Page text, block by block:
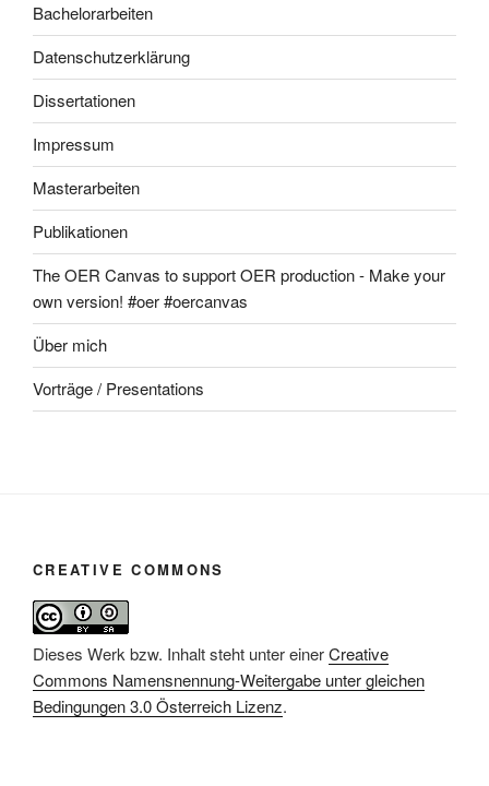
Bachelorarbeiten
Datenschutzerklärung
Dissertationen
Impressum
Masterarbeiten
Publikationen
The OER Canvas to support OER production - Make your
own version! #oer #oercanvas
Über mich
Vorträge / Presentations
CREATIVE COMMONS
Dieses Werk bzw. Inhalt steht unter einerCreative
Commons Namensnennung-Weitergabe unter gleichen
Bedingungen 3.0 Österreich Lizenz.